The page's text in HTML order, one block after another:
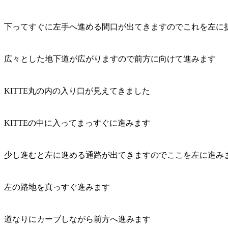
下ってすぐに左手へ進める間口が出てきますのでこれを左に
広々とした地下道が広がりますので前方に向けて進みます
KITTE丸の内の入り口が見えてきました
KITTEの中に入ってまっすぐに進みます
少し進むと左に進める通路が出てきますのでここを左に進み
左の路地を真っすぐ進みます
道なりにカーブしながら前方へ進みます